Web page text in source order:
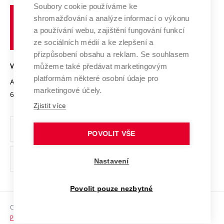
Výzkumné infrastruktury
Transfer znalostí
Open Science
Projekty
Projekty ze strukturálních fondů
Specifický výzkum
Spolupráce se školami
Služby univerzity
Mezinárodní dohody
Univerzitní sítě
Udržitelná univerzita
Podnikavá univerzita / ContriBUTe
Bezpečná univerzita
Vyznamenání
Organizační struktura
Ochrana osobních údajů
odkaz)
Sociální bezpečí
učení
technické
VYSOKÉ UČENÍ TECHNICKÉ V BRNĚ
Antonínská 548/1
602 00 Brno
www.vut.cz
vut@vutbr.cz
Copyright © 2026 VUT
Prohlášení o přístupnosti
Soubory cookie používáme ke
shromažďování a analýze informací o výkonu
a používání webu, zajištění fungování funkcí
ze sociálních médií a ke zlepšení a
přizpůsobení obsahu a reklam. Se souhlasem
můžeme také předávat marketingovým
platformám některé osobní údaje pro
marketingové účely.
Zjistit více
POVOLIT VŠE
Nastavení
Povolit pouze nezbytné